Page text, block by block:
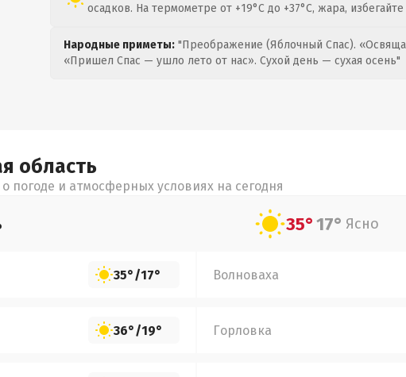
осадков. На термометре от +19°C до +37°C, жара,
Народные приметы: "Преображение (Яблочный Спас).
«Пришел Спас — ушло лето от нас». Сухой день — сухая осень"
область
погоде и атмосферных условиях на сегодня
35°17° Ясно
35°/17° Волноваха
36°/19° Горловка